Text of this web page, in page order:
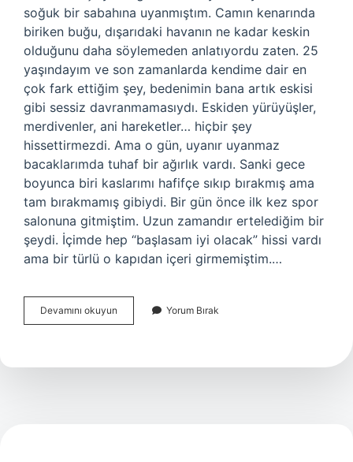
soğuk bir sabahına uyanmıştım. Camın kenarında
biriken buğu, dışarıdaki havanın ne kadar keskin
olduğunu daha söylemeden anlatıyordu zaten. 25
yaşındayım ve son zamanlarda kendime dair en
çok fark ettiğim şey, bedenimin bana artık eskisi
gibi sessiz davranmamasıydı. Eskiden yürüyüşler,
merdivenler, ani hareketler… hiçbir şey
hissettirmezdi. Ama o gün, uyanır uyanmaz
bacaklarımda tuhaf bir ağırlık vardı. Sanki gece
boyunca biri kaslarımı hafifçe sıkıp bırakmış ama
tam bırakmamış gibiydi. Bir gün önce ilk kez spor
salonuna gitmiştim. Uzun zamandır ertelediğim bir
şeydi. İçimde hep “başlasam iyi olacak” hissi vardı
ama bir türlü o kapıdan içeri girmemiştim.…
Devamını okuyun
kas
iyi
Yorum Bırak